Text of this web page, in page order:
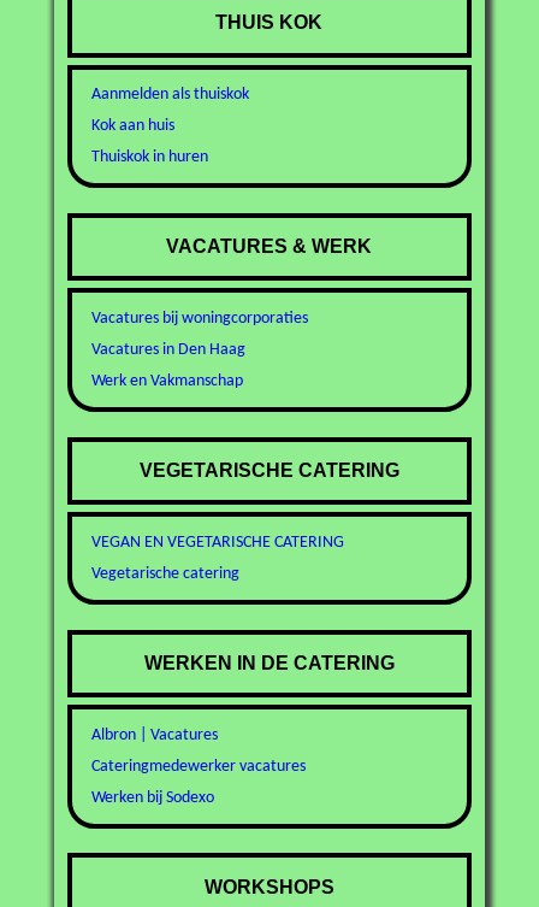
THUIS KOK
Aanmelden als thuiskok
Kok aan huis
Thuiskok in huren
VACATURES & WERK
Vacatures bij woningcorporaties
Vacatures in Den Haag
Werk en Vakmanschap
VEGETARISCHE CATERING
VEGAN EN VEGETARISCHE CATERING
Vegetarische catering
WERKEN IN DE CATERING
Albron | Vacatures
Cateringmedewerker vacatures
Werken bij Sodexo
WORKSHOPS